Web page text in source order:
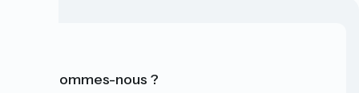
Qui sommes-nous ?